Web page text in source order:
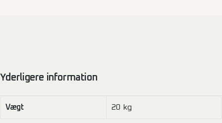
Yderligere information
Vægt 20 kg